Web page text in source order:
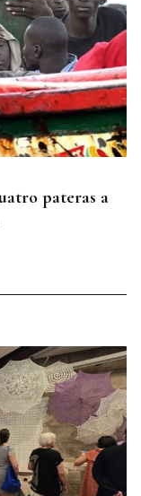
pateras a